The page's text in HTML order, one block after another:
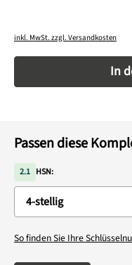
inkl. MwSt. zzgl. Versandkosten
Produkt Anzahl:
In
Passen diese
2.1 HSN:
So finden Sie Ihre